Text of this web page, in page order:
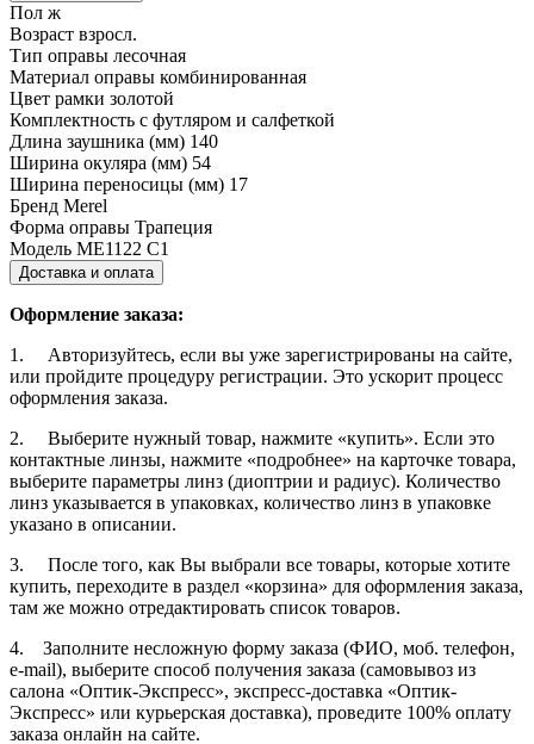
Пол ж
Возраст взросл.
Тип оправы лесочная
Материал оправы комбинированная
Цвет рамки золотой
Комплектность с футляром и салфеткой
Длина заушника (мм) 140
Ширина окуляра (мм) 54
Ширина переносицы (мм) 17
Бренд Merel
Форма оправы Трапеция
Модель ME1122 C1
Доставка и оплата
Оформление заказа:
1. Авторизуйтесь, если вы уже зарегистрированы на сайте,
или пройдите процедуру регистрации. Это ускорит процесс
оформления заказа.
2. Выберите нужный товар, нажмите «купить». Если это
контактные линзы, нажмите «подробнее» на карточке товара,
выберите параметры линз (диоптрии и радиус). Количество
линз указывается в упаковках, количество линз в упаковке
указано в описании.
3. После того, как Вы выбрали все товары, которые хотите
купить, переходите в раздел «корзина» для оформления заказа,
там же можно отредактировать список товаров.
4. Заполните несложную форму заказа (ФИО, моб. телефон,
e-mail), выберите способ получения заказа (самовывоз из
салона «Оптик-Экспресс», экспресс-доставка «Оптик-
Экспресс» или курьерская доставка), проведите 100% оплату
заказа онлайн на сайте.